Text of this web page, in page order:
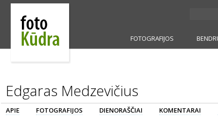
FOTOGRAFIJOS
Edgaras Medzevičius
APIE FOTOGRAFIJOS DIENORAŠČIAI KOMENTARAI